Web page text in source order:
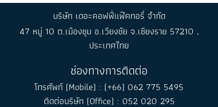
บริษัท เดอะคอฟฟี่แฟ๊คทอรี่ จำกัด
47 หมู่ 10 ต.เมืองชุม อ.เวียงชัย จ.เชียงราย 57210 ,
ประเทศไทย
ช่องทางการติดต่อ
โทรศัพท์ (Mobile) : (+66) 062 775 5495
ติดต่อบริษัท (Office) : 052 020 295